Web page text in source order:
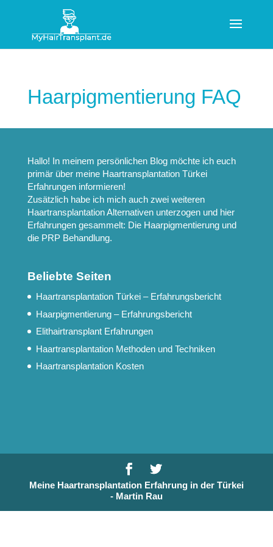
Haarpigmentierung FAQ
Hallo! In meinem persönlichen Blog möchte ich euch
primär über meine Haartransplantation Türkei
Erfahrungeninformieren!
Zusätzlich habe ich mich auch zwei weiteren
Haartransplantation Alternativenunterzogen und hier
Erfahrungen gesammelt: Die Haarpigmentierungund
die PRP Behandlung.
Beliebte Seiten
Haartransplantation Türkei – Erfahrungsbericht
Haarpigmentierung – Erfahrungsbericht
Elithairtransplant Erfahrungen
Haartransplantation Methoden und Techniken
Haartransplantation Kosten
Meine Haartransplantation Erfahrung in der Türkei
- Martin Rau